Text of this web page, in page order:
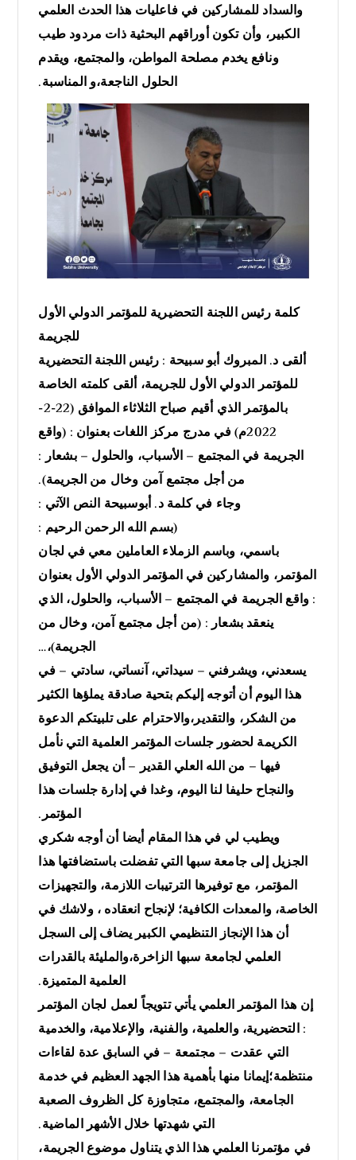
والسداد للمشاركين في فاعليات هذا الحدث العلمي
الكبير، وأن تكون أوراقهم البحثية ذات مردود طيب
ونافع يخدم مصلحة المواطن، والمجتمع، ويقدم
الحلول الناجعة،و المناسبة.
كلمة رئيس اللجنة التحضيرية للمؤتمر الدولي الأول
للجريمة
ألقى د. المبروك أبو سبيحة : رئيس اللجنة التحضيرية
للمؤتمر الدولي الأول للجريمة، ألقى كلمته الخاصة
بالمؤتمر الذي أقيم صباح الثلاثاء الموافق (22-2-
2022م) في مدرج مركز اللغات بعنوان : (واقع
الجريمة في المجتمع – الأسباب، والحلول – بشعار :
من أجل مجتمع آمن وخال من الجريمة).
وجاء في كلمة د. أبوسبيحة النص الآتي :
(بسم الله الرحمن الرحيم :
باسمي، وباسم الزملاء العاملين معي في لجان
المؤتمر، والمشاركين في المؤتمر الدولي الأول بعنوان
: واقع الجريمة في المجتمع – الأسباب، والحلول، الذي
ينعقد بشعار : (من أجل مجتمع آمن، وخال من
الجريمة)،…
يسعدني، ويشرفني – سيداتي، آنساتي، سادتي – في
هذا اليوم أن أتوجه إليكم بتحية صادقة يملؤها الكثير
من الشكر، والتقدير،والاحترام على تلبيتكم الدعوة
الكريمة لحضور جلسات المؤتمر العلمية التي نأمل
فيها – من الله العلي القدير – أن يجعل التوفيق
والنجاح حليفا لنا اليوم، وغدا في إدارة جلسات هذا
المؤتمر.
ويطيب لي في هذا المقام أيضا أن أوجه شكري
الجزيل إلى جامعة سبها التي تفضلت باستضافتها هذا
المؤتمر، مع توفيرها الترتيبات اللازمة، والتجهيزات
الخاصة، والمعدات الكافية؛ لإنجاح انعقاده ، ولاشك في
أن هذا الإنجاز التنظيمي الكبير يضاف إلى السجل
العلمي لجامعة سبها الزاخرة،والمليئة بالقدرات
العلمية المتميزة.
إن هذا المؤتمر العلمي يأتي تتويجاً لعمل لجان المؤتمر
: التحضيرية، والعلمية، والفنية، والإعلامية، والخدمية
التي عقدت – مجتمعة – في السابق عدة لقاءات
منتظمة؛إيمانا منها بأهمية هذا الجهد العظيم في خدمة
الجامعة، والمجتمع، متجاوزة كل الظروف الصعبة
التي شهدتها خلال الأشهر الماضية.
في مؤتمرنا العلمي هذا الذي يتناول موضوع الجريمة،